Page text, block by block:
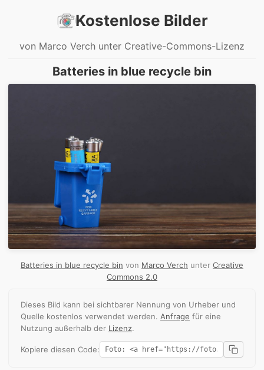
Kostenlose Bilder
von Marco Verch unter Creative-Commons-Lizenz
Batteries in blue recycle bin
Batteries in blue recycle bin von Marco Verch unter Creative
Commons 2.0
Dieses Bild kann bei sichtbarer Nennung von Urheber und
Quelle kostenlos verwendet werden. Anfrage für eine
Nutzung außerhalb der Lizenz.
Kopiere diesen Code: